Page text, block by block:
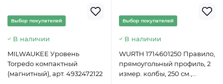
Выбор покупателей
В наличии
MILWAUKEE Уровень
Torpedo компактный
(магнитный), арт. 4932472122
Выбор покупателей
В наличии
WURTH 1714601250 Правило,
прямоугольный профиль, 2
измер. колбы, 250 см.,